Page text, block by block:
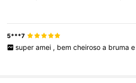
5***7
super amei , bem cheiroso a bruma e